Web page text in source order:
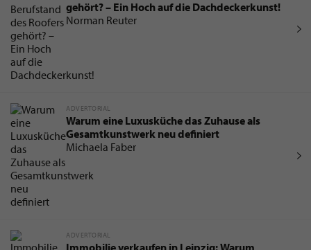
gehört? – Ein Hoch auf die Dachdeckerkunst!
Norman Reuter
ADVERTORIAL
Warum eine Luxusküche das Zuhause als
Gesamtkunstwerk neu definiert
Michaela Faber
ADVERTORIAL
Immobilie verkaufen in Leipzig: Warum